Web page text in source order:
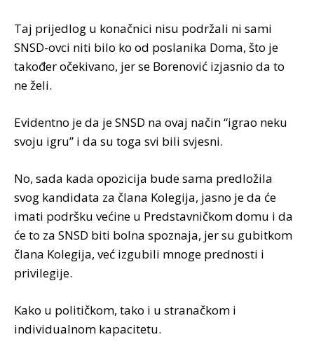
Taj prijedlog u konačnici nisu podržali ni sami
SNSD-ovci niti bilo ko od poslanika Doma, što je
također očekivano, jer se Borenović izjasnio da to
ne želi.
Evidentno je da je SNSD na ovaj način “igrao neku
svoju igru” i da su toga svi bili svjesni.
No, sada kada opozicija bude sama predložila
svog kandidata za člana Kolegija, jasno je da će
imati podršku većine u Predstavničkom domu i da
će to za SNSD biti bolna spoznaja, jer su gubitkom
člana Kolegija, već izgubili mnoge prednosti i
privilegije.
Kako u političkom, tako i u stranačkom i
individualnom kapacitetu.